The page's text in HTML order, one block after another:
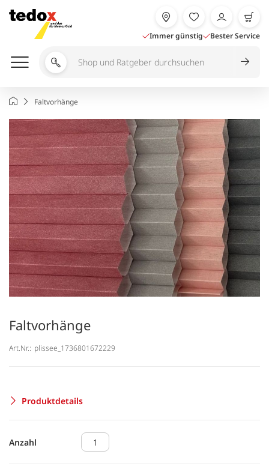
Inhalt
springen
Immer günstig Bester Service
Shop
durchsuchen
StartseiteFaltvorhänge
Faltvorhänge
Art.Nr.: plissee_1736801672229
Produktdetails
Anzahl